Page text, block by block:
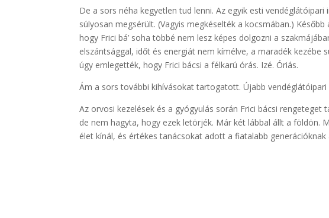
De a sors néha kegyetlen tud lenni. Az egyik esti
súlyosan megsérült. (Vagyis megkéselték a kocsmában.)
hogy Frici bá’ soha többé nem lesz képes dolgozni a
elszántsággal, időt és energiát nem kímélve, a maradék
úgy emlegették, hogy Frici bácsi a félkarú órás. Izé. Óriás.
Ám a sors további kihívásokat tartogatott. Újabb
Az orvosi kezelések és a gyógyulás során Frici bácsi
de nem hagyta, hogy ezek letörjék. Már két lábbal állt a
élet kínál, és értékes tanácsokat adott a fiatalabb